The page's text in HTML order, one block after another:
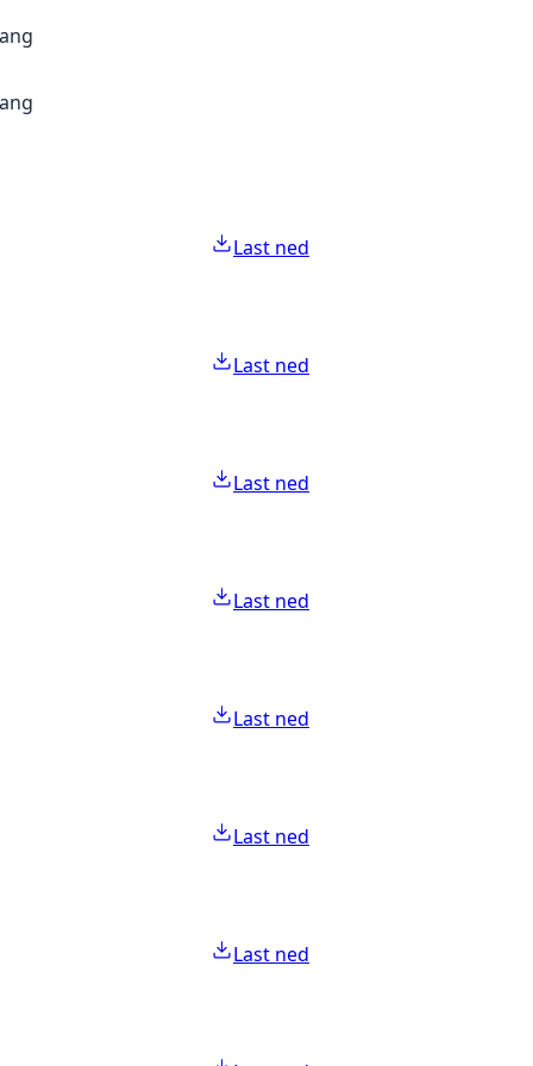
Last ned
Last ned
Last ned
Last ned
Last ned
Last ned
Last ned